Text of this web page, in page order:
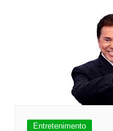
Entretenimento